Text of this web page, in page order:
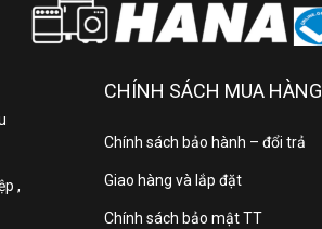
Lồng sấy chất lượng cao
,
CHÍNH SÁCH MUA HÀNG
Chính sách bảo hành – đổi trả
Giao hàng và lắp đặt
Chính sách bảo mật TT